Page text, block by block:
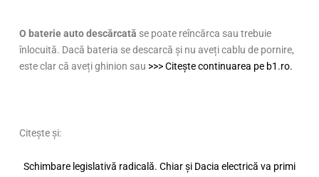
O baterie auto descărcată se poate reîncărca sau trebuie
înlocuită. Dacă bateria se descarcă și nu aveți cablu de pornire,
este clar că aveți ghinion sau >>> Citește continuarea pe b1.ro.
Citește și:
Schimbare legislativă radicală. Chiar și Dacia electrică va primi